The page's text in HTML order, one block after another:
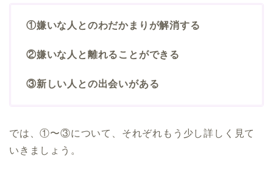
①嫌いな人とのわだかまりが解消する
②嫌いな人と離れることができる
③新しい人との出会いがある
では、①〜③について、それぞれもう少し詳しく見て
いきましょう。